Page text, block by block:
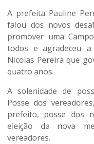
A prefeita Pauline
falou dos novos
promover uma
todos e agradeceu
Nicolas Pereira que
quatro anos.
A solenidade de
Posse dos
prefeito, posse dos
eleição da nova
vereadores.